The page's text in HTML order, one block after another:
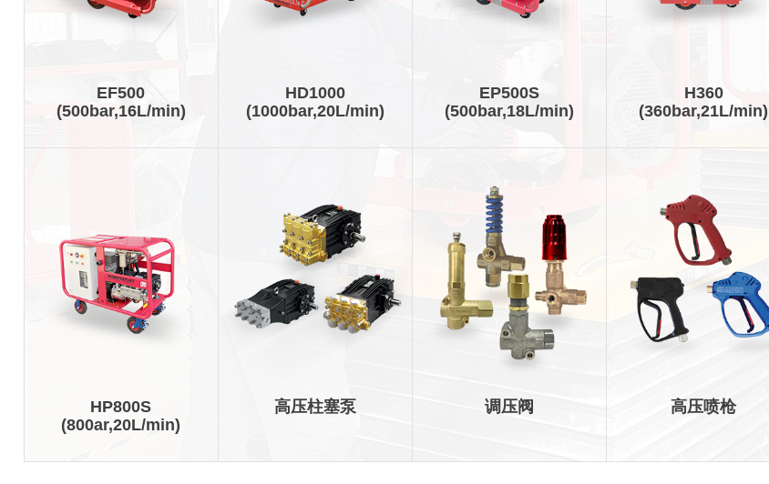
EF500
(500bar,16L/min)
HD1000
(1000bar,20L/min)
EP500S
(500bar,18L/min)
H360
(360bar,21L/min)
HP800S
(800ar,20L/min)
高压柱塞泵 调压阀 高压喷枪